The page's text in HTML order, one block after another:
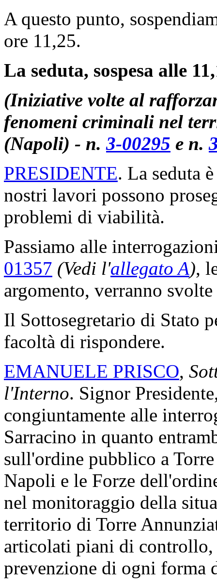
A questo punto,
ore 11,25.
La seduta, sospesa alle
(Iniziative volte al
fenomeni criminali nel
(Napoli) - n.3-00295 e n.
PRESIDENTE. La seduta
nostri lavori possono
problemi di viabilità.
Passiamo alle
01357 (Vedi l'allegato A),
argomento, verranno
Il Sottosegretario di Stato
facoltà di rispondere.
EMANUELE PRISCO,
l'Interno. Signor
congiuntamente alle
Sarracino in quanto
sull'ordine pubblico a
Napoli e le Forze
nel monitoraggio della
territorio di Torre
articolati piani di
prevenzione di ogni forma